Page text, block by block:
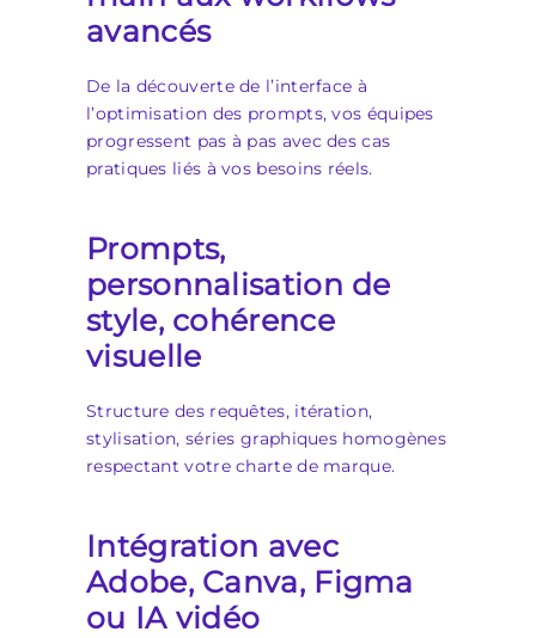
avancés
De la découverte de l’interface à
l’optimisation des prompts, vos équipes
progressent pas à pas avec des cas
pratiques liés à vos besoins réels.
Prompts,
personnalisation de
style, cohérence
visuelle
Structure des requêtes, itération,
stylisation, séries graphiques homogènes
respectant votre charte de marque.
Intégration avec
Adobe, Canva, Figma
ou IA vidéo